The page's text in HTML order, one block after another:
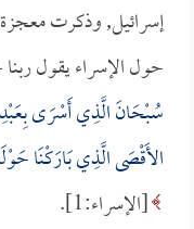
إسرائيل, وذكرت
حول الإسراء يقول
سُبْحَانَ الَّذِي أَسْرَى
الأَقْصَى الَّذِي بَارَكْنَا
[الإسراء:1].